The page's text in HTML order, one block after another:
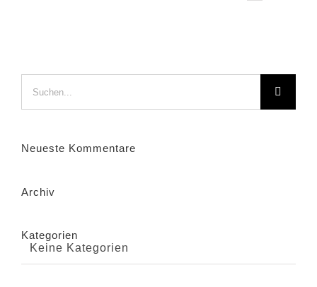
nach:
Neueste Kommentare
Archiv
Kategorien
Keine Kategorien